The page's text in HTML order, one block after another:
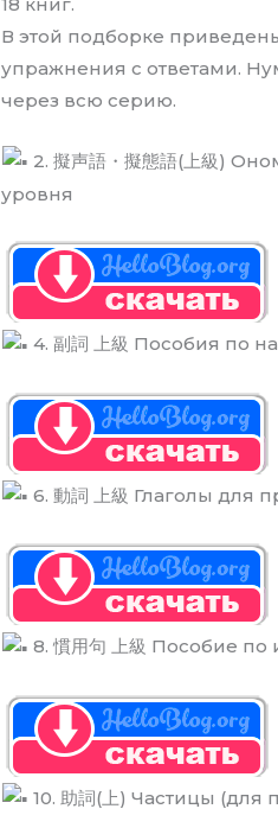
В этой подборке
упражнения с ответами.
через всю серию.
2. 擬声語・擬態語(上級)
уровня
4. 副詞 上級 Пособия по
6. 動詞 上級 Глаголы для
8. 慣用句 上級 Пособие
10. 助詞(上) Частицы